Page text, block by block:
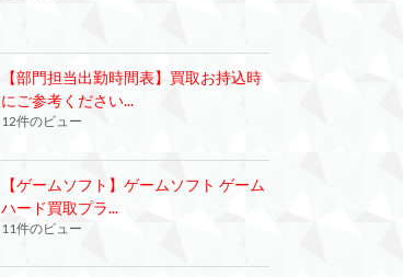
【部門担当出勤時間表】買取お持込時
にご参考ください...
12件のビュー
【ゲームソフト】ゲームソフト ゲーム
ハード買取プラ...
11件のビュー